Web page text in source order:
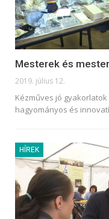
Mesterek és
2019. július 12.
Kézműves jó
hagyományos és
HÍREK